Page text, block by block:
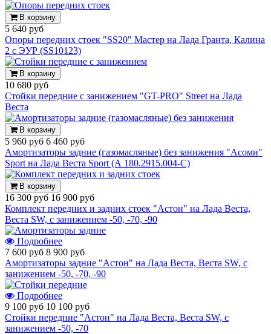
В корзину
5 640 руб
Опоры передних стоек "SS20" Мастер на Лада Гранта, Калина
2 с ЭУР (SS10123)
В корзину
10 680 руб
Стойки передние с занижением "GT-PRO" Street на Лада
Веста
В корзину
5 960 руб 6 460 руб
Амортизаторы задние (газомасляные) без занижения "Асоми"
Sport на Лада Веста Sport (А 180.2915.004-С)
В корзину
16 300 руб 16 900 руб
Комплект передних и задних стоек "Астон" на Лада Веста,
Веста SW, с занижением -50, -70, -90
Подробнее
7 600 руб 8 900 руб
Амортизаторы задние "Астон" на Лада Веста, Веста SW, с
занижением -50, -70, -90
Подробнее
9 100 руб 10 100 руб
Стойки передние "Астон" на Лада Веста, Веста SW, с
занижением -50, -70